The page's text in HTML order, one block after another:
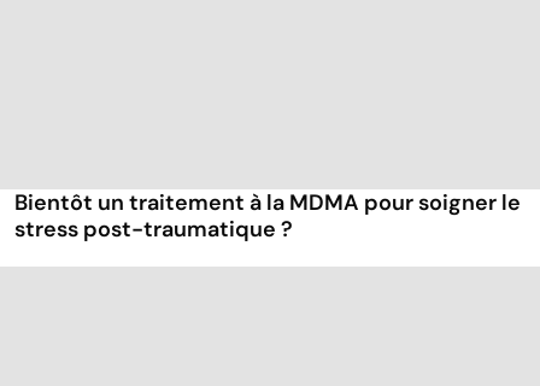
Bientôt un traitement à la MDMA pour soigner le
stress post-traumatique ?